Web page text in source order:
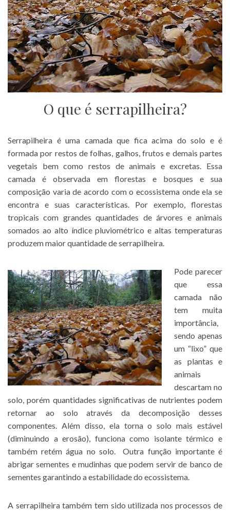
O que é serrapilheira?
Serrapilheira é uma camada que fica acima do solo e é
formada por restos de folhas, galhos, frutos e demais partes
vegetais bem como restos de animais e excretas. Essa
camada é observada em florestas e bosques e sua
composição varia de acordo com o ecossistema onde ela se
encontra e suas características. Por exemplo, florestas
tropicais com grandes quantidades de árvores e animais
somados ao alto índice pluviométrico e altas temperaturas
produzem maior quantidade de serrapilheira.
Pode parecer
que essa
camada não
tem muita
importância,
sendo apenas
um “lixo” que
as plantas e
animais
descartam no
solo, porém quantidades significativas de nutrientes podem
retornar ao solo através da decomposição desses
componentes. Além disso, ela torna o solo mais estável
(diminuindo a erosão), funciona como isolante térmico e
também retém água no solo. Outra função importante é
abrigar sementes e mudinhas que podem servir de banco de
sementes garantindo a estabilidade do ecossistema.
A serrapilheira também tem sido utilizada nos processos de